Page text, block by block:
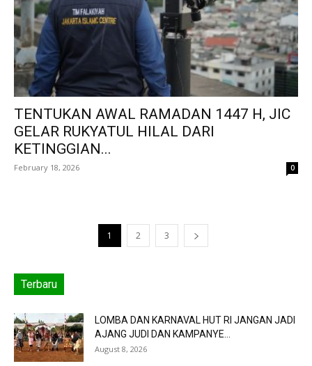
TENTUKAN AWAL RAMADAN 1447 H, JIC
GELAR RUKYATUL HILAL DARI
KETINGGIAN...
February 18, 2026 0
1 2 3
Terbaru
LOMBA DAN KARNAVAL HUT RI JANGAN JADI
AJANG JUDI DAN KAMPANYE...
August 8, 2026